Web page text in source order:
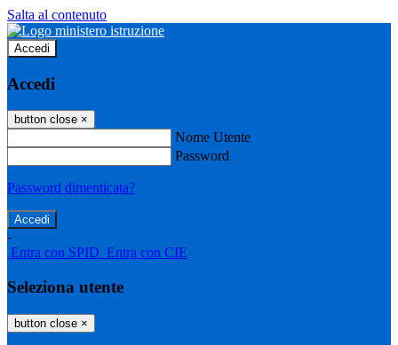
Salta al contenuto
Accedi
Accedi
button close ×
Nome Utente
Password
Password dimenticata?
-
Entra con SPID Entra con CIE
Seleziona utente
button close ×